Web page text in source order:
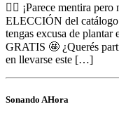
✊🏾 ¡Parece mentira
ELECCIÓN del
tengas excusa de plantar
GRATIS 🤩 ¿Querés
en llevarse este […]
Sonando AHora